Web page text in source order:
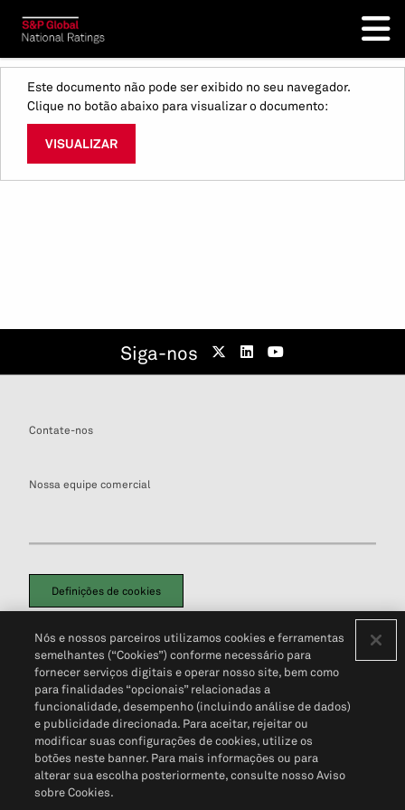
Este documento não pode ser exibido no seu navegador.
Clique no botão abaixo para visualizar o documento:
VISUALIZAR
Siga-nos
Contate-nos
Nossa equipe comercial
Definições de cookies
Política de PrivacidadePortal de privacidade do cliente (em inglês)
Não Venda Minhas Informações Pessoais© 2026 S&P Global
Nós e nossos parceiros utilizamos cookies e ferramentas
semelhantes (“Cookies”) conforme necessário para
fornecer serviços digitais e operar nosso site, bem como
para finalidades “opcionais” relacionadas a
funcionalidade, desempenho (incluindo análise de dados)
e publicidade direcionada. Para aceitar, rejeitar ou
modificar suas configurações de cookies, utilize os
botões neste banner. Para mais informações ou para
alterar sua escolha posteriormente, consulte nosso Aviso
sobre Cookies.